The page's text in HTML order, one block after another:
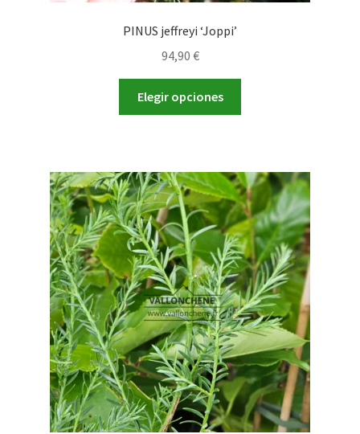
PINUS jeffreyi ‘Joppi’
94,90 €
Elegir opciones
Las
opciones
se
pueden
elegir
en
la
página
de
producto